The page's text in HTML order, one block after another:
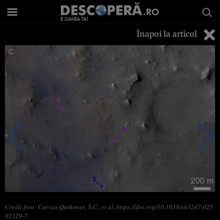
Înapoi la articol
Credit foto: Cuevas-Quiñones, S.C., et al, https://doi.org/10.1038/s43247-025-
02329-7